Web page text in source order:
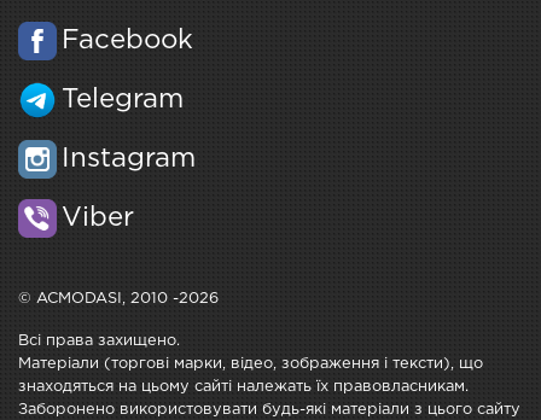
Facebook
Telegram
Instagram
Viber
© ACMODASI, 2010 -2026
Всі права захищено.
Матеріали (торгові марки, відео, зображення і тексти), що
знаходяться на цьому сайті належать їх правовласникам.
Заборонено використовувати будь-які матеріали з цього сайту